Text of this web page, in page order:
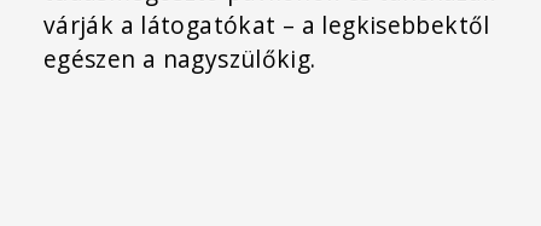
várják a látogatókat – a legkisebbektől
egészen a nagyszülőkig.